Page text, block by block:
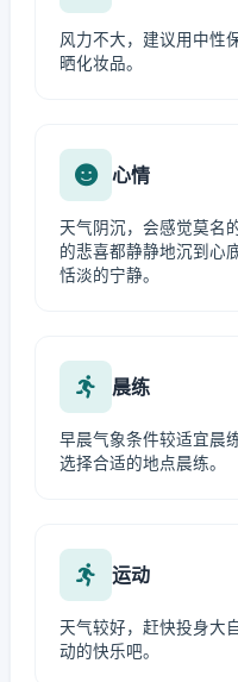
风力不大，建议用中性
晒化妆品。
心情
天气阴沉，会感觉莫名
的悲喜都静静地沉到心
恬淡的宁静。
晨练
早晨气象条件较适宜晨
选择合适的地点晨练。
运动
天气较好，赶快投身大
动的快乐吧。